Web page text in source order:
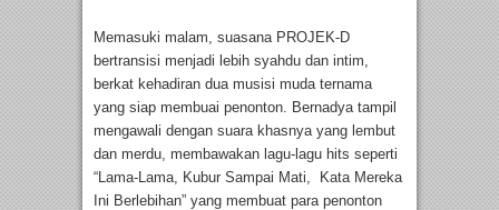
Memasuki malam, suasana PROJEK-D
bertransisi menjadi lebih syahdu dan intim,
berkat kehadiran dua musisi muda ternama
yang siap membuai penonton. Bernadya tampil
mengawali dengan suara khasnya yang lembut
dan merdu, membawakan lagu-lagu hits seperti
“Lama-Lama, Kubur Sampai Mati, Kata Mereka
Ini Berlebihan” yang membuat para penonton